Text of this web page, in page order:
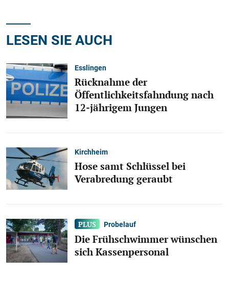
LESEN SIE AUCH
Esslingen
Rücknahme der
Öffentlichkeitsfahndung nach
12-jährigem Jungen
Kirchheim
Hose samt Schlüssel bei
Verabredung geraubt
Probelauf
Die Frühschwimmer wünschen
sich Kassenpersonal